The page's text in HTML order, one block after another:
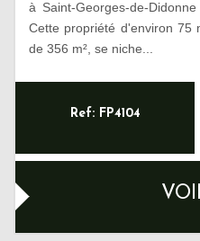
à Saint-Georges-de-
Cette propriété d'environ 75
de 356 m², se niche...
Ref: FP4104